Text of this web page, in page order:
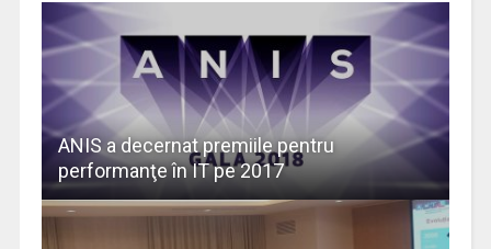
ANIS a decernat premiile pentru
performanţe în IT pe 2017